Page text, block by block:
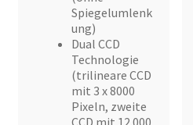
Spiegelumlenk
ung)
Dual CCD
Technologie
(trilineare CCD
mit 3 x 8000
Pixeln, zweite
CCD mit 12.000